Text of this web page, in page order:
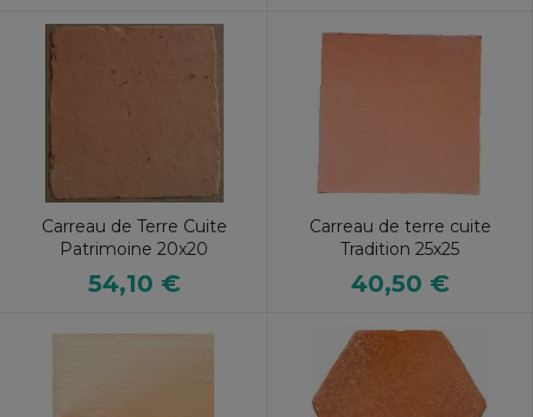
Carreau de Terre Cuite
Patrimoine 20x20
54,10 €
Carreau de terre cuite
Tradition 25x25
40,50 €